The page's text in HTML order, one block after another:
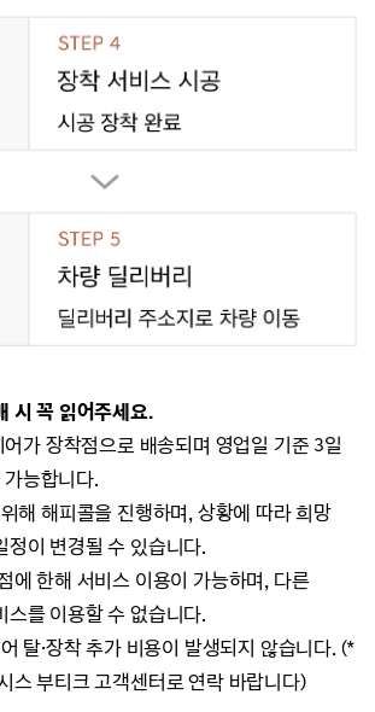
시 꼭 읽어주세요.
어가 장착점으로 배송되며 영업일 기준 3일
능합니다.
해 해피콜을 진행하며, 상황에 따라 희망
정이 변경될 수 있습니다.
에 한해 서비스 이용이 가능하며, 다른
스를 이용할 수 없습니다.
탈·장착 추가 비용이 발생되지 않습니다. (*
스 부티크 고객센터로 연락 바랍니다)